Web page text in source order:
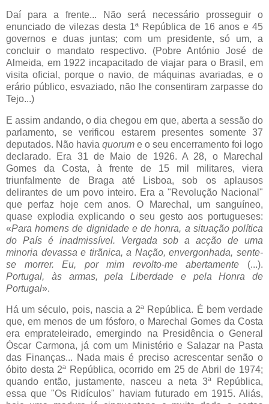
Daí para a frente... Não será necessário prosseguir o
enunciado de vilezas desta 1ª República de 16 anos e 45
governos e duas juntas; com um presidente, só um, a
concluir o mandato respectivo. (Pobre António José de
Almeida, em 1922 incapacitado de viajar para o Brasil, em
visita oficial, porque o navio, de máquinas avariadas, e o
erário público, esvaziado, não lhe consentiram zarpasse do
Tejo...)
E assim andando, o dia chegou em que, aberta a sessão do
parlamento, se verificou estarem presentes somente 37
deputados. Não havia quorum e o seu encerramento foi logo
declarado. Era 31 de Maio de 1926. A 28, o Marechal
Gomes da Costa, à frente de 15 mil militares, viera
triunfalmente de Braga até Lisboa, sob os aplausos
delirantes de um povo inteiro. Era a "Revolução Nacional"
que perfaz hoje cem anos. O Marechal, um sanguíneo,
quase explodia explicando o seu gesto aos portugueses:
«Para homens de dignidade e de honra, a situação política
do País é inadmissível. Vergada sob a acção de uma
minoria devassa e tirãnica, a Nação, envergonhada, sente-
se morrer. Eu, por mim revolto-me abertamente (...).
Portugal, às armas, pela Liberdade e pela Honra de
Portugal».
Há um século, pois, nascia a 2ª República. É bem verdade
que, em menos de um fósforo, o Marechal Gomes da Costa
era emprateleirado, emergindo na Presidência o General
Óscar Carmona, já com um Ministério e Salazar na Pasta
das Finanças... Nada mais é preciso acrescentar senão o
óbito desta 2ª República, ocorrido em 25 de Abril de 1974;
quando então, justamente, nasceu a neta 3ª República,
essa que "Os Ridículos" haviam futurado em 1915. Aliás,